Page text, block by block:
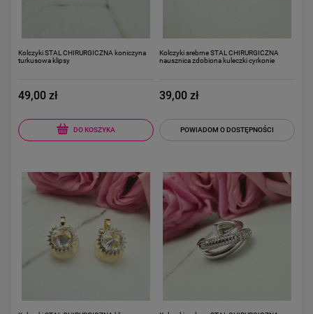
Kolczyki STAL CHIRURGICZNA koniczyna
turkusowa klipsy
49,00 zł
DO KOSZYKA
Kolczyki srebrne STAL CHIRURGICZNA
nausznica zdobiona kuleczki cyrkonie
39,00 zł
POWIADOM O DOSTĘPNOŚCI